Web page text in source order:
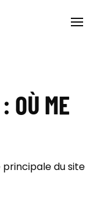
OÙ ME
principale du site